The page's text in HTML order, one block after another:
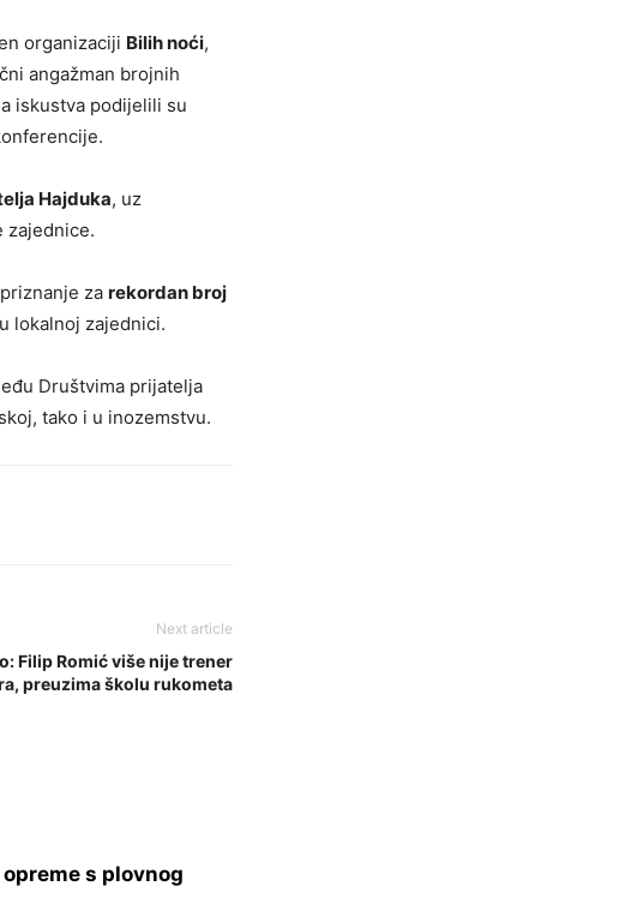
organizaciji Bilih noći,
angažman brojnih
iskustva podijelili su
Hajduka, uz
zajednice.
za rekordan broj
lokalnoj zajednici.
Društvima prijatelja
tako i u inozemstvu.
Next article
Filip Romić više nije trener
preuzima školu rukometa
s plovnog